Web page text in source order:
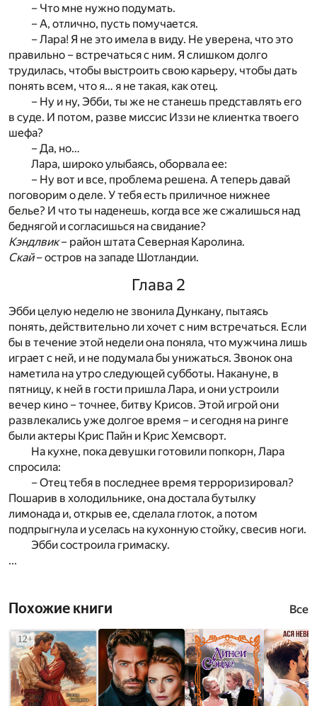
– Что мне нужно подумать.
– А, отлично, пусть помучается.
– Лара! Я не это имела в виду. Не уверена, что это
правильно – встречаться с ним. Я слишком долго
трудилась, чтобы выстроить свою карьеру, чтобы дать
понять всем, что я… я не такая, как отец.
– Ну и ну, Эбби, ты же не станешь представлять его
в суде. И потом, разве миссис Иззи не клиентка твоего
шефа?
– Да, но…
Лара, широко улыбаясь, оборвала ее:
– Ну вот и все, проблема решена. А теперь давай
поговорим о деле. У тебя есть приличное нижнее
белье? И что ты наденешь, когда все же сжалишься над
беднягой и согласишься на свидание?
Кэндлвик– район штата Северная Каролина.
Скай– остров на западе Шотландии.
Глава 2
Эбби целую неделю не звонила Дункану, пытаясь
понять, действительно ли хочет с ним встречаться. Если
бы в течение этой недели она поняла, что мужчина лишь
играет с ней, и не подумала бы унижаться. Звонок она
наметила на утро следующей субботы. Накануне, в
пятницу, к ней в гости пришла Лара, и они устроили
вечер кино – точнее, битву Крисов. Этой игрой они
развлекались уже долгое время – и сегодня на ринге
были актеры Крис Пайн и Крис Хемсворт.
На кухне, пока девушки готовили попкорн, Лара
спросила:
– Отец тебя в последнее время терроризировал?
Пошарив в холодильнике, она достала бутылку
лимонада и, открыв ее, сделала глоток, а потом
подпрыгнула и уселась на кухонную стойку, свесив ноги.
Эбби состроила гримаску.
...
Похожие книги Все